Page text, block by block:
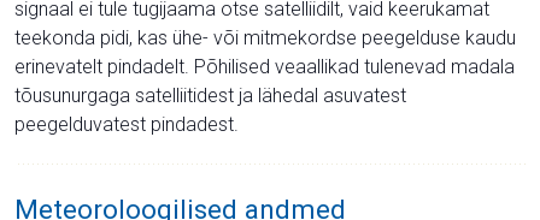
signaal ei tule tugijaama otse satelliidilt, vaid keerukamat
teekonda pidi, kas ühe- või mitmekordse peegelduse kaudu
erinevatelt pindadelt. Põhilised veaallikad tulenevad madala
tõusunurgaga satelliitidest ja lähedal asuvatest
peegelduvatest pindadest.
Meteoroloogilised andmed